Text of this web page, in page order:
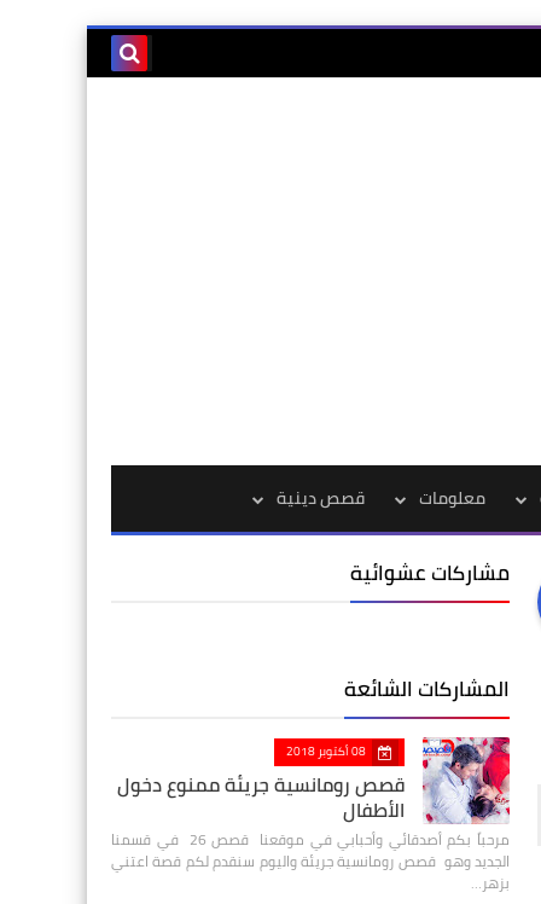
معلومات قصص دينية
مشاركات عشوائية
المشاركات الشائعة
08 أكتوبر 2018
قصص رومانسية جريئة ممنوع دخول
الأطفال
مرحباً بكم أصدقائي وأحبابي في موقعنا قصص 26 في قسمنا
الجديد وهو قصص رومانسية جريئة واليوم سنقدم لكم قصة اعتني
بزهر…